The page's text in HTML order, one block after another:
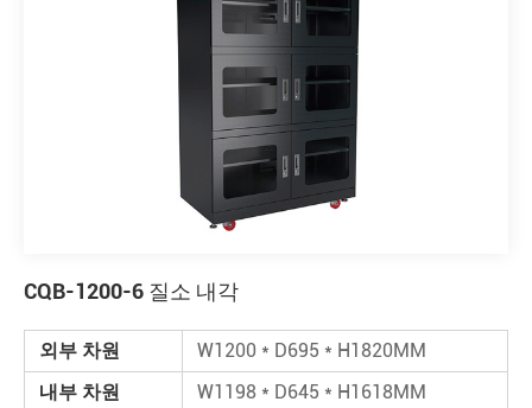
CQB-1200-6 질소 내각
외부 차원
W1200 * D695 * H1820MM
내부 차원
W1198 * D645 * H1618MM